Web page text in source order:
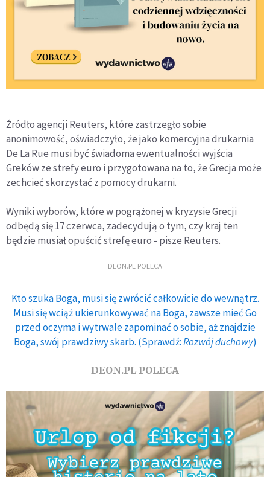
Źródło agencji Reuters, które zastrzegło sobie
anonimowość, oświadczyło, że jako komercyjna drukarnia
De La Rue musi być świadoma ewentualności wyjścia
Greków ze strefy euro i przygotowana na to, że Grecja może
zechcieć skorzystać z pomocy drukarni.
Wyniki wyborów, które w pogrążonej w kryzysie Grecji
odbędą się 17 czerwca, zadecydują o tym, czy kraj ten
będzie musiał opuścić strefę euro - pisze Reuters.
DEON.PL POLECA
Kto szuka Boga, musi się zwrócić całkowicie do wewnątrz.
Musi się wciąż ukierunkowywać na Boga, zawsze mieć Go
przed oczyma i wytrwale zapominać o sobie, aż znajdzie
Boga, swój prawdziwy skarb. (Sprawdź:Rozwój duchowy)
DEON.PL POLECA